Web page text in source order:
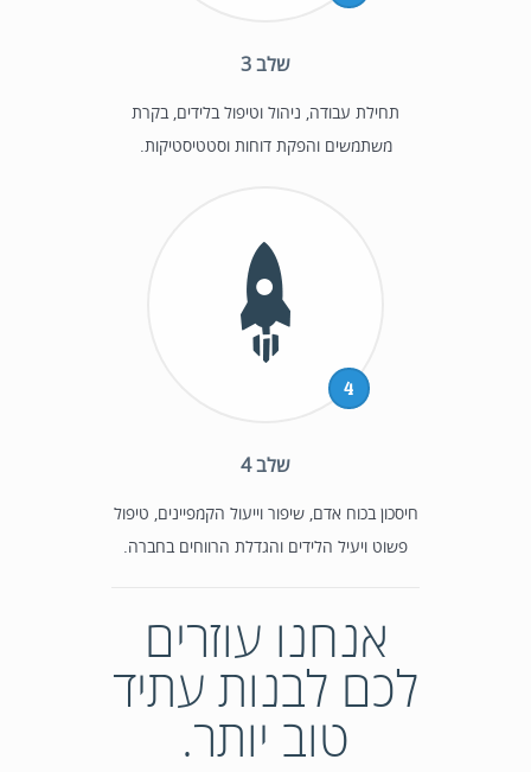
שלב 3
תחילת עבודה, ניהול וטיפול בלידים, בקרת
משתמשים והפקת דוחות וסטטיסטיקות.
4
שלב 4
חיסכון בכוח אדם, שיפור וייעול הקמפיינים, טיפול
פשוט ויעיל הלידים והגדלת הרווחים בחברה.
אנחנו עוזרים
לכם לבנות עתיד
טוב יותר.